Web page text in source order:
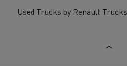
Used Trucks by Renault Trucks